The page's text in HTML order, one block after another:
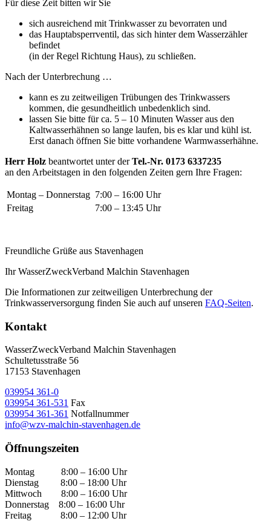
Für diese Zeit bitten wir Sie
sich ausreichend mit Trinkwasser zu bevorraten und
das Hauptabsperrventil, das sich hinter dem Wasserzähler
befindet
(in der Regel Richtung Haus), zu schließen.
Nach der Unterbrechung …
kann es zu zeitweiligen Trübungen des Trinkwassers
kommen, die gesundheitlich unbedenklich sind.
lassen Sie bitte für ca. 5 – 10 Minuten Wasser aus den
Kaltwasserhähnen so lange laufen, bis es klar und kühl ist.
Erst danach öffnen Sie bitte vorhandene Warmwasserhähne.
Herr Holz beantwortet unter derTel.-Nr. 0173 6337235
an den Arbeitstagen in den folgenden Zeiten gern Ihre Fragen:
Montag – Donnerstag 7:00 – 16:00 Uhr
Freitag
7:00 – 13:45 Uhr
Freundliche Grüße aus Stavenhagen
Ihr WasserZweckVerband Malchin Stavenhagen
Die Informationen zur zeitweiligen Unterbrechung der
Trinkwasserversorgung finden Sie auch auf unseren FAQ-Seiten.
Kontakt
WasserZweckVerband­ Malchin Stavenhagen
Schultetusstraße 56
17153 Stavenhagen
039954 361-0
039954 361-531 Fax
039954 361-361 Notfallnummer
info@wzv-malchin-stavenhagen.de
Öffnungszeiten
Montag 8:00 – 16:00 Uhr
Dienstag 8:00 – 18:00 Uhr
Mittwoch 8:00 – 16:00 Uhr
Donnerstag 8:00 – 16:00 Uhr
Freitag 8:00 – 12:00 Uhr